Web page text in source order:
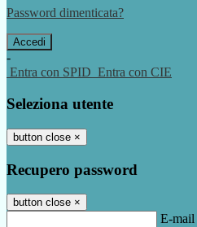
Password dimenticata?
-
Entra con SPID Entra con CIE
Seleziona utente
button close ×
Recupero password
button close ×
E-mail